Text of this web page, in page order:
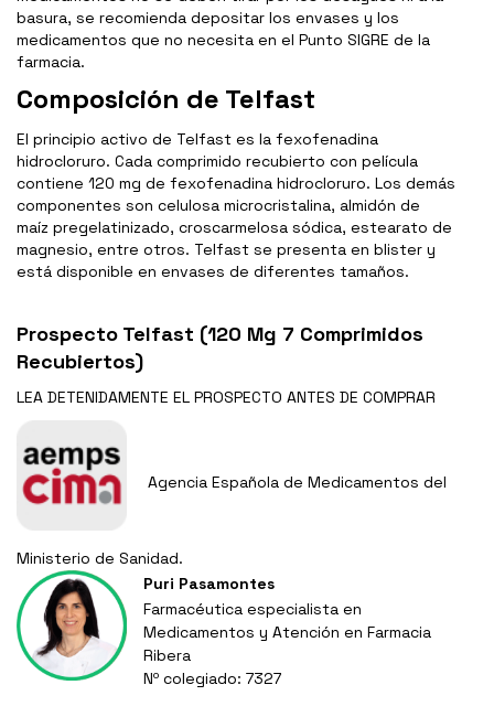
basura, se recomienda depositar los envases y los
medicamentos que no necesita en el Punto SIGRE de la
farmacia.
Composición de Telfast
El principio activo de Telfast es la fexofenadina
hidrocloruro. Cada comprimido recubierto con película
contiene 120 mg de fexofenadina hidrocloruro. Los demás
componentes son celulosa microcristalina, almidón de
maíz pregelatinizado, croscarmelosa sódica, estearato de
magnesio, entre otros. Telfast se presenta en blister y
está disponible en envases de diferentes tamaños.
Prospecto Telfast (120 Mg 7 Comprimidos
Recubiertos)
LEA DETENIDAMENTE EL PROSPECTO ANTES DE COMPRAR
Agencia Española de Medicamentos del
Ministerio de Sanidad.
Puri Pasamontes
Farmacéutica especialista en
Medicamentos y Atención en Farmacia
Ribera
Nº colegiado: 7327